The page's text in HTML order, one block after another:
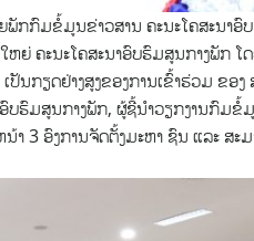
ກກົມຂໍ້ມູນຂ່າວສານ ຄະນະໂຄສະນາອົ
ຄະນະໂຄສະນາອົບຮົມສູນກາງພັກ ໂ
ກຽດຢ່າງສູງຂອງການເຂົ້າຮ່ວມ ຂອງ
ບຮົມສູນກາງພັກ, ຜູ້ຊີ້ນໍາວຽກງານກົມຂໍ້
ນ້າ 3 ອົງການຈັດຕັ້ງມະຫາ ຊົນ ແລະ